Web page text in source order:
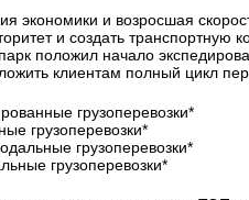
экономики и возросшая
и создать транспортную
положил начало
клиентам полный цикл
грузоперевозки*
грузоперевозки*
грузоперевозки*
грузоперевозки*